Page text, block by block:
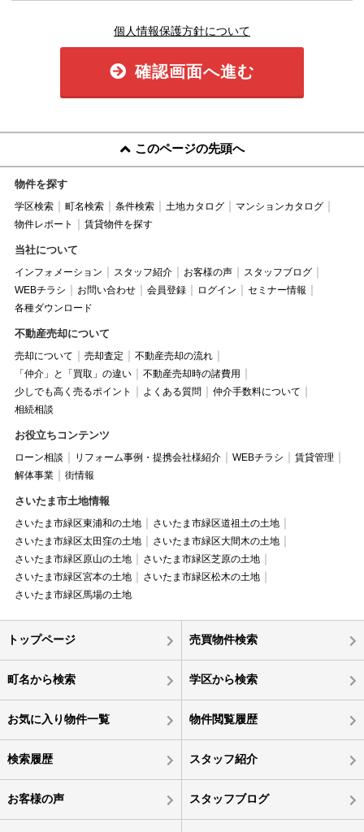
個人情報保護方針について
確認画面へ進む
このページの先頭へ
物件を探す
学区検索 町名検索 条件検索 土地カタログ
マンションカタログ
物件レポート
賃貸物件を探す
当社について
インフォメーション スタッフ紹介 お客様の声
スタッフブログ
WEBチラシ
お問い合わせ 会員登録 ログイン
セミナー情報
各種ダウンロード
不動産売却について
売却について 売却査定
不動産売却の流れ
「仲介」と「買取」の違い
不動産売却時の諸費用
少しでも高く売るポイント
よくある質問
仲介手数料について
相続相談
お役立ちコンテンツ
ローン相談 リフォーム事例・提携会社様紹介 WEBチラシ
賃貸管理
解体事業
街情報
さいたま市土地情報
さいたま市緑区東浦和の土地
さいたま市緑区道祖土の土地
さいたま市緑区太田窪の土地
さいたま市緑区大間木の土地
さいたま市緑区原山の土地
さいたま市緑区芝原の土地
さいたま市緑区宮本の土地
さいたま市緑区松木の土地
さいたま市緑区馬場の土地
トップページ 売買物件検索
町名から検索 学区から検索
お気に入り物件一覧 物件閲覧履歴
検索履歴 スタッフ紹介
お客様の声 スタッフブログ